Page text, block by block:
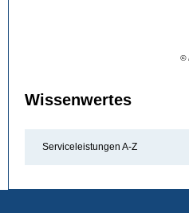
©
Wissenwertes
Serviceleistungen A-Z